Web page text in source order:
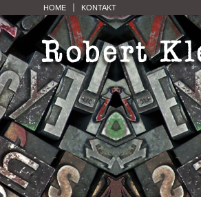
HOME KONTAKT